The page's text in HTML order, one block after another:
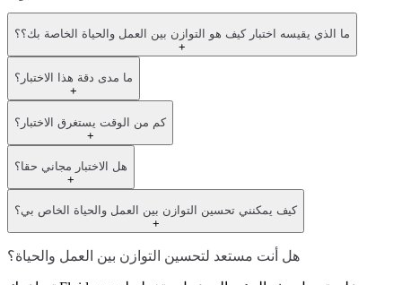
ما الذي يقيسه اختبار كيف هو التوازن بين العمل والحياة الخاصة بك؟؟
+
ما مدى دقة هذا الاختبار؟
+
كم من الوقت يستغرق الاختبار؟
+
هل الاختبار مجاني حقا؟
+
كيف يمكنني تحسين التوازن بين العمل والحياة الخاص بي؟
+
هل أنت مستعد لتحسين التوازن بين العمل والحياة؟